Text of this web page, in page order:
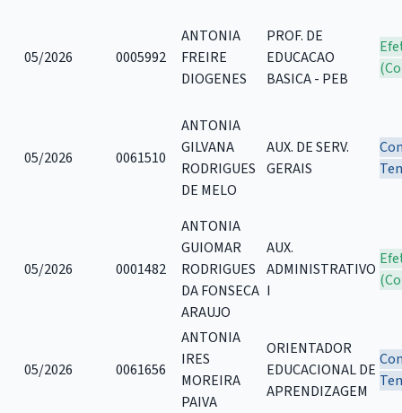
05/2026 0005992
ANTONIA
FREIRE
DIOGENES
PROF. DE
EDUCACAO
BASICA - PEB
05/2026 0061510
ANTONIA
GILVANA
RODRIGUES
DE MELO
AUX. DE SERV.
GERAIS
05/2026 0001482
ANTONIA
GUIOMAR
RODRIGUES
DA FONSECA
ARAUJO
AUX.
ADMINISTRATIVO
I
05/2026 0061656
ANTONIA
IRES
MOREIRA
PAIVA
ORIENTADOR
EDUCACIONAL DE
APRENDIZAGEM